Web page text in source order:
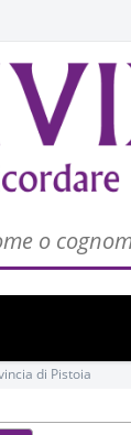
di Pistoia